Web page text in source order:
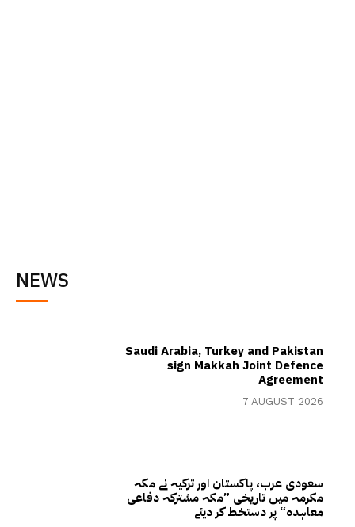
NEWS
Saudi Arabia, Turkey and Pakistan
sign Makkah Joint Defence
Agreement
7 AUGUST 2026
سعودی عرب، پاکستان اور ترکیہ نے مکہ
مکرمہ میں تاریخی ”مکہ مشترکہ دفاعی
معاہدہ“ پر دستخط کر دیئے